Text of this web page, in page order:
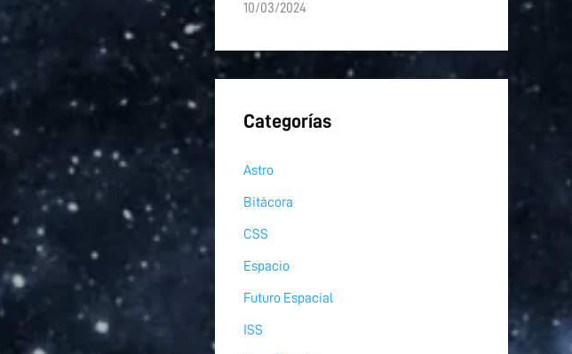
10/03/2024
Categorías
Astro
Bitácora
CSS
Espacio
Futuro Espacial
ISS